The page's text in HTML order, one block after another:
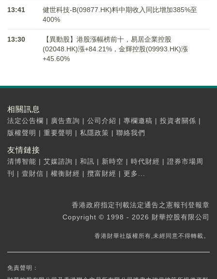
13:41
健世科技-B(09877.HK)料中期收入同比增加385%至
400%
13:30
【異動股】港股漲幅榜前十，易居企業控股
(02048.HK)漲+84.21%，金輝控股(09993.HK)漲
+45.60%
相關訊息
法定公告欄 | 廣告查詢 | 公司介紹 | 專欄邀稿 | 投資者關係 |
版權聲明 | 重要聲明 | 私隱政策 | 聯絡我們
友情鏈接
清博智能 | 艾媒諮詢 | 和訊 | 新時空 | 時代財經 | 證券市場周
刊
| 壹財信 | 權衡財經 | 攬富財經 | 更多...
香港政府指定刊載法定通告之憲報刊登報章
Copyright © 1998 - 2026 財華控股有限公司
香港財華社版權所有,未經同意不得轉載。
免責聲明：